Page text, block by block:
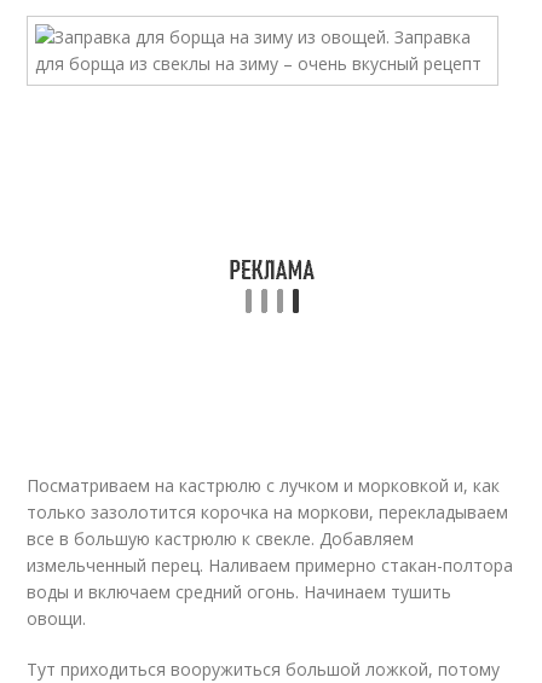
Посматриваем на кастрюлю с лучком и морковкой и, как
только зазолотится корочка на моркови, перекладываем
все в большую кастрюлю к свекле. Добавляем
измельченный перец. Наливаем примерно стакан-полтора
воды и включаем средний огонь. Начинаем тушить
овощи.
Тут приходиться вооружиться большой ложкой, потому